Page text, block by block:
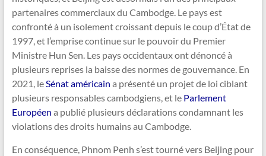
partenaires commerciaux du Cambodge. Le pays est
confronté à un isolement croissant depuis le coup d’État de
1997, et l’emprise continue sur le pouvoir du Premier
Ministre Hun Sen. Les pays occidentaux ont dénoncé à
plusieurs reprises la baisse des normes de gouvernance. En
2021, leSénat américain a présenté un projet de loi ciblant
plusieurs responsables cambodgiens, et le Parlement
Européen a publié plusieurs déclarations condamnant les
violations des droits humains au Cambodge.
En conséquence, Phnom Penh s’est tourné vers Beijing pour